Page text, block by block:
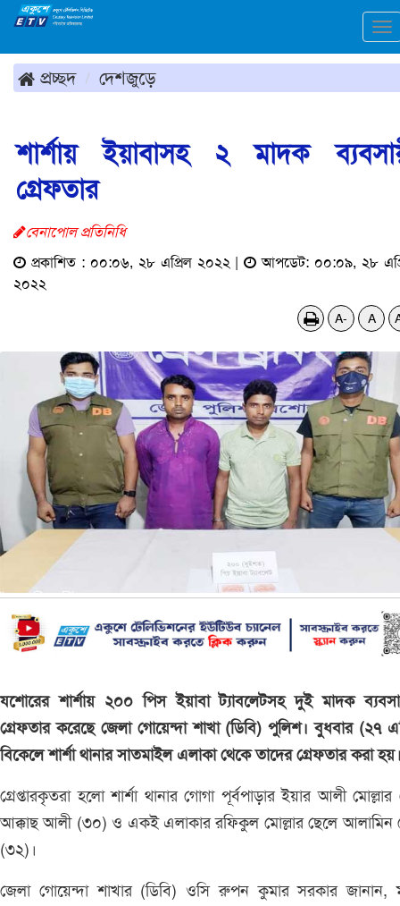
প্রচ্ছদ দেশজুড়ে
শার্শায় ইয়াবাসহ ২ মাদক
গ্রেফতার
বেনাপোল প্রতিনিধি
প্রকাশিত : ০০:০৬, ২৮ এপ্রিল ২০২২ |
আপডেট: ০০:০৯, ২৮
২০২২
A- A
যশোরের শার্শায় ২০০ পিস ইয়াবা ট্যাবলেটসহ দুই মাদক
গ্রেফতার করেছে জেলা গোয়েন্দা শাখা (ডিবি) পুলিশ। বুধবার (২৭
বিকেলে শার্শা থানার সাতমাইল এলাকা থেকে তাদের গ্রেফতার করা
গ্রেপ্তারকৃতরা হলো শার্শা থানার গোগা পূর্বপাড়ার ইয়ার আলী মোল্লার
আক্কাছ আলী (৩০) ও একই এলাকার রফিকুল মোল্লার ছেলে আলামিন
(৩২)।
জেলা গোয়েন্দা শাখার (ডিবি) ওসি রুপন কুমার সরকার জানান,